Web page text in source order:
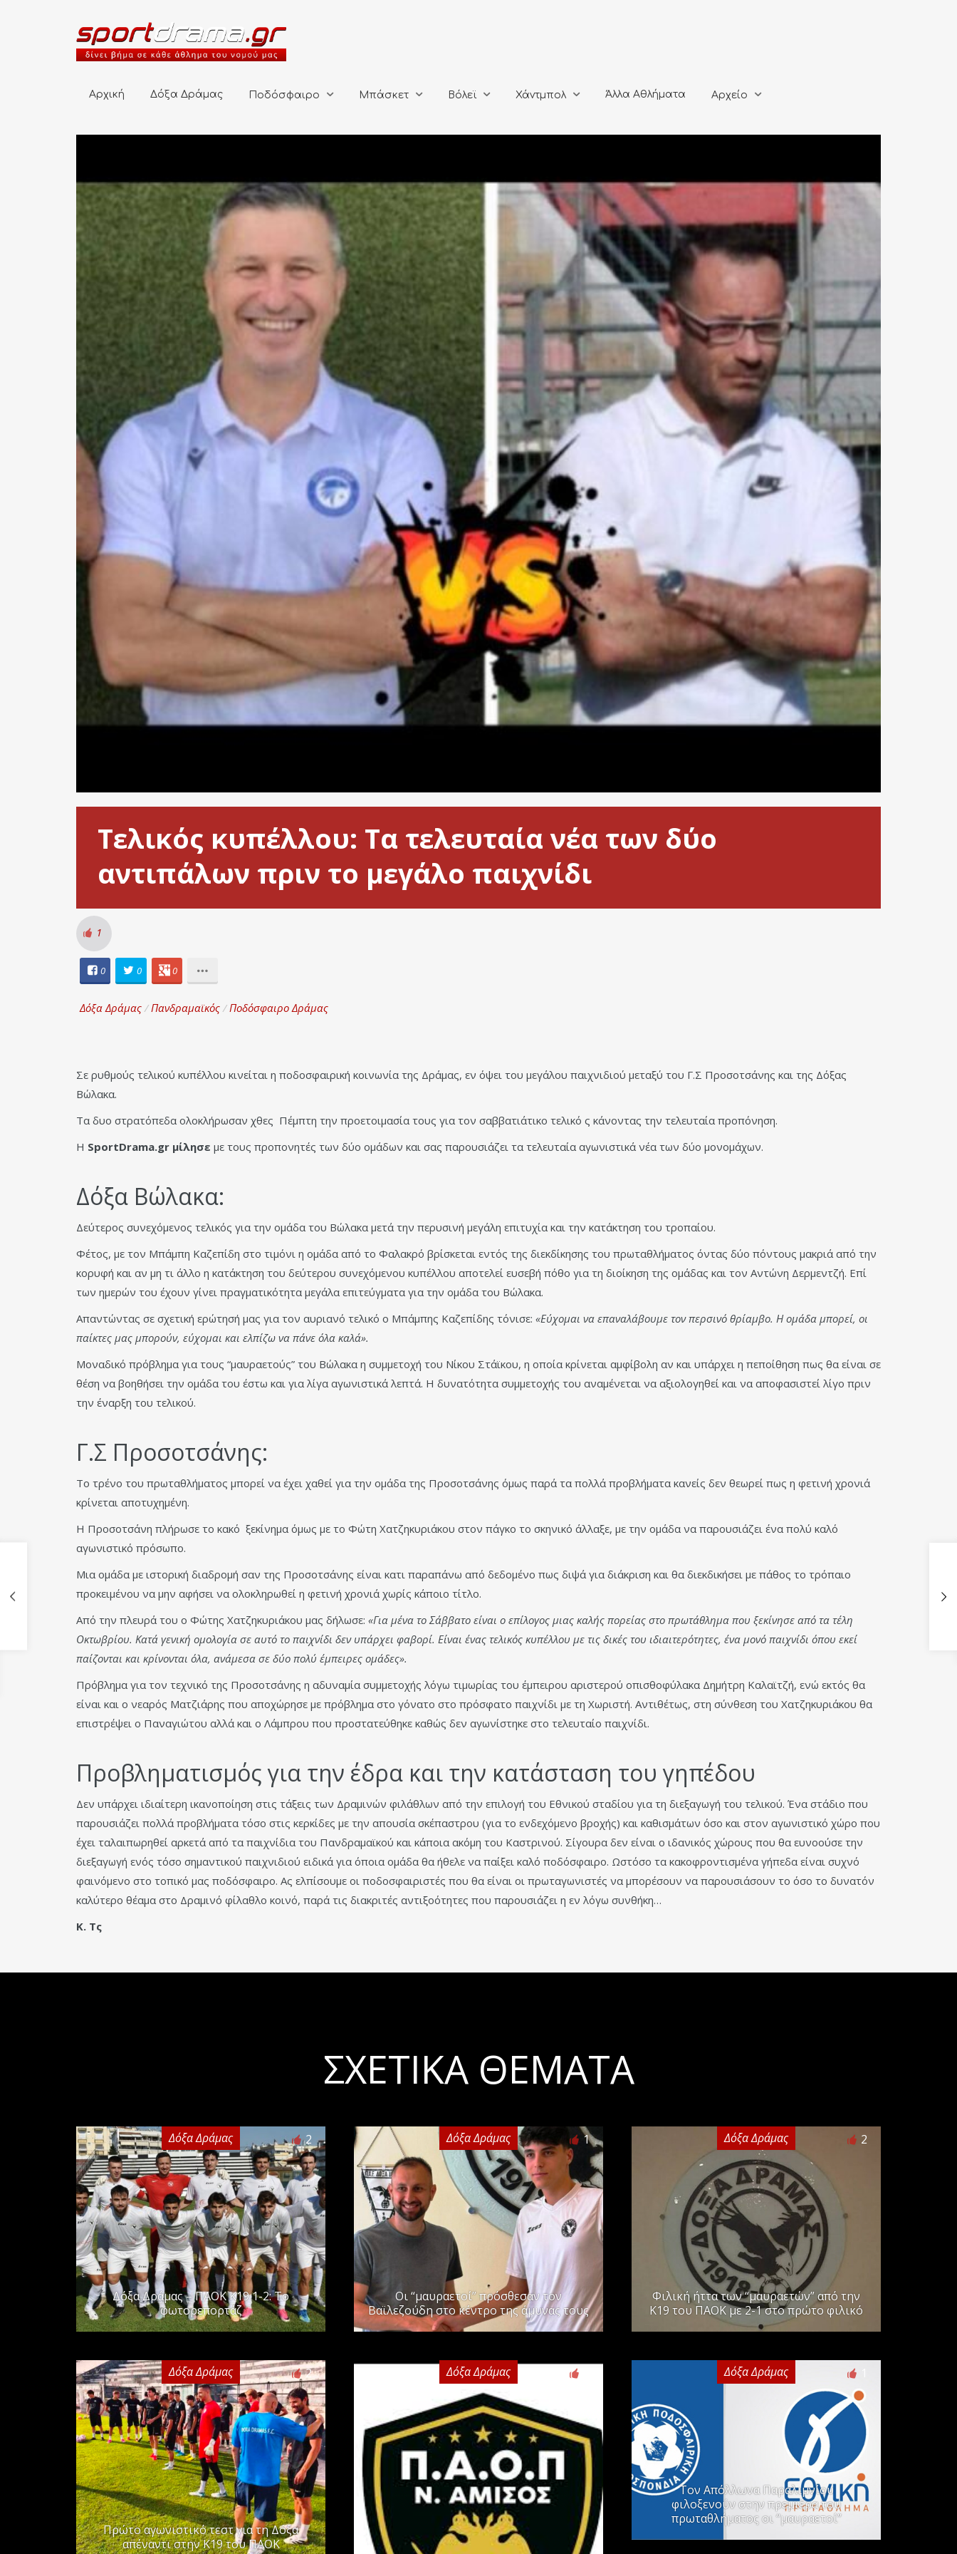
Αρχική Δόξα Δράμας Ποδόσφαιρο Μπάσκετ Βόλεϊ Χάντμπολ Άλλα Αθλήματα Αρχείο
Τελικός κυπέλλου: Τα τελευταία νέα των δύο
αντιπάλων πριν το μεγάλο παιχνίδι
1
0 0 0
Δόξα Δράμας /Πανδραμαϊκός /Ποδόσφαιρο Δράμας
Σε ρυθμούς τελικού κυπέλλου κινείται η ποδοσφαιρική κοινωνία της Δράμας, εν όψει του μεγάλου παιχνιδιού μεταξύ του Γ.Σ Προσοτσάνης και της Δόξας
Βώλακα.
Τα δυο στρατόπεδα ολοκλήρωσαν χθες Πέμπτη την προετοιμασία τους για τον σαββατιάτικο τελικό ς κάνοντας την τελευταία προπόνηση.
Η SportDrama.gr μίλησε με τους προπονητές των δύο ομάδων και σας παρουσιάζει τα τελευταία αγωνιστικά νέα των δύο μονομάχων.
Δόξα Βώλακα:
Δεύτερος συνεχόμενος τελικός για την ομάδα του Βώλακα μετά την περυσινή μεγάλη επιτυχία και την κατάκτηση του τροπαίου.
Φέτος, με τον Μπάμπη Καζεπίδη στο τιμόνι η ομάδα από το Φαλακρό βρίσκεται εντός της διεκδίκησης του πρωταθλήματος όντας δύο πόντους μακριά από την
κορυφή και αν μη τι άλλο η κατάκτηση του δεύτερου συνεχόμενου κυπέλλου αποτελεί ευσεβή πόθο για τη διοίκηση της ομάδας και τον Αντώνη Δερμεντζή. Επί
των ημερών του έχουν γίνει πραγματικότητα μεγάλα επιτεύγματα για την ομάδα του Βώλακα.
Απαντώντας σε σχετική ερώτησή μας για τον αυριανό τελικό ο Μπάμπης Καζεπίδης τόνισε: «Εύχομαι να επαναλάβουμε τον περσινό θρίαμβο. Η ομάδα μπορεί, οι
παίκτες μας μπορούν, εύχομαι και ελπίζω να πάνε όλα καλά».
Μοναδικό πρόβλημα για τους “μαυραετούς” του Βώλακα η συμμετοχή του Νίκου Στάϊκου, η οποία κρίνεται αμφίβολη αν και υπάρχει η πεποίθηση πως θα είναι σε
θέση να βοηθήσει την ομάδα του έστω και για λίγα αγωνιστικά λεπτά. Η δυνατότητα συμμετοχής του αναμένεται να αξιολογηθεί και να αποφασιστεί λίγο πριν
την έναρξη του τελικού.
Γ.Σ Προσοτσάνης:
Το τρένο του πρωταθλήματος μπορεί να έχει χαθεί για την ομάδα της Προσοτσάνης όμως παρά τα πολλά προβλήματα κανείς δεν θεωρεί πως η φετινή χρονιά
κρίνεται αποτυχημένη.
Η Προσοτσάνη πλήρωσε το κακό ξεκίνημα όμως με το Φώτη Χατζηκυριάκου στον πάγκο το σκηνικό άλλαξε, με την ομάδα να παρουσιάζει ένα πολύ καλό
αγωνιστικό πρόσωπο.
Μια ομάδα με ιστορική διαδρομή σαν της Προσοτσάνης είναι κατι παραπάνω από δεδομένο πως διψά για διάκριση και θα διεκδικήσει με πάθος το τρόπαιο
προκειμένου να μην αφήσει να ολοκληρωθεί η φετινή χρονιά χωρίς κάποιο τίτλο.
Από την πλευρά του ο Φώτης Χατζηκυριάκου μας δήλωσε: «Για μένα το Σάββατο είναι ο επίλογος μιας καλής πορείας στο πρωτάθλημα που ξεκίνησε από τα τέλη
Οκτωβρίου. Κατά γενική ομολογία σε αυτό το παιχνίδι δεν υπάρχει φαβορί. Είναι ένας τελικός κυπέλλου με τις δικές του ιδιαιτερότητες, ένα μονό παιχνίδι όπου εκεί
παίζονται και κρίνονται όλα, ανάμεσα σε δύο πολύ έμπειρες ομάδες».
Πρόβλημα για τον τεχνικό της Προσοτσάνης η αδυναμία συμμετοχής λόγω τιμωρίας του έμπειρου αριστερού οπισθοφύλακα Δημήτρη Καλαϊτζή, ενώ εκτός θα
είναι και ο νεαρός Ματζιάρης που αποχώρησε με πρόβλημα στο γόνατο στο πρόσφατο παιχνίδι με τη Χωριστή. Αντιθέτως, στη σύνθεση του Χατζηκυριάκου θα
επιστρέψει ο Παναγιώτου αλλά και ο Λάμπρου που προστατεύθηκε καθώς δεν αγωνίστηκε στο τελευταίο παιχνίδι.
Προβληματισμός για την έδρα και την κατάσταση του γηπέδου
Δεν υπάρχει ιδιαίτερη ικανοποίηση στις τάξεις των Δραμινών φιλάθλων από την επιλογή του Εθνικού σταδίου για τη διεξαγωγή του τελικού. Ένα στάδιο που
παρουσιάζει πολλά προβλήματα τόσο στις κερκίδες με την απουσία σκέπαστρου (για το ενδεχόμενο βροχής) και καθισμάτων όσο και στον αγωνιστικό χώρο που
έχει ταλαιπωρηθεί αρκετά από τα παιχνίδια του Πανδραμαϊκού και κάποια ακόμη του Καστρινού. Σίγουρα δεν είναι ο ιδανικός χώρους που θα ευνοούσε την
διεξαγωγή ενός τόσο σημαντικού παιχνιδιού ειδικά για όποια ομάδα θα ήθελε να παίξει καλό ποδόσφαιρο. Ωστόσο τα κακοφροντισμένα γήπεδα είναι συχνό
φαινόμενο στο τοπικό μας ποδόσφαιρο. Ας ελπίσουμε οι ποδοσφαιριστές που θα είναι οι πρωταγωνιστές να μπορέσουν να παρουσιάσουν το όσο το δυνατόν
καλύτερο θέαμα στο Δραμινό φίλαθλο κοινό, παρά τις διακριτές αντιξοότητες που παρουσιάζει η εν λόγω συνθήκη…
Κ. Τς
ΣΧΕΤΙΚΆ ΘΈΜΑΤΑ
Δόξα Δράμας 2
Δόξα Δράμας – ΠΑΟΚ Κ19 1-2: Το
φωτορεπορτάζ
Δόξα Δράμας 1
Οι “μαυραετοί” πρόσθεσαν τον
Βαϊλεζούδη στο κέντρο της άμυνας τους
Δόξα Δράμας 2
Φιλική ήττα των “μαυραετών” από την
Κ19 του ΠΑΟΚ με 2-1 στο πρώτο φιλικό
Δόξα Δράμας 2
Πρώτο αγωνιστικό τεστ για τη Δόξα
απέναντι στην Κ19 του ΠΑΟΚ
Δόξα Δράμας Δόξα Δράμας
Τον Απόλλωνα Παραλιμνίου
φιλοξενούν στην πρεμιέρα του
πρωταθλήματος οι “μαυραετοί”